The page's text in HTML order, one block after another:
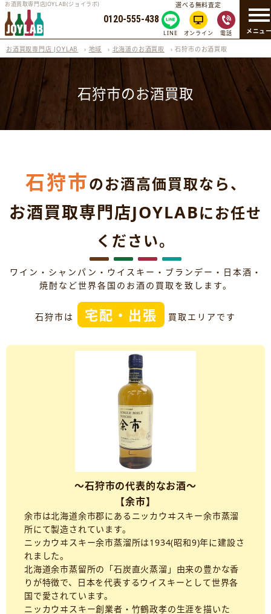
メニュ
お酒買取専門店JOYLAB(ジョイラボ)
0120-555-438
選べる無料査定
LINE オンライン 電話
お酒買取専門店 JOYLAB › 地域 › 北海道のお酒買取 ›石狩市のお酒買取
石狩市のお酒買取
石狩市のお酒高価買取なら、
お酒買取専門店JOYLABにお任せ
ください。
ワイン・シャンパン・ウイスキー・ブランデー・日本酒・
焼酎など世界各国のお酒の買取を致します。
石狩市は 宅配・出張 買取エリアです
～石狩市の代表的なお酒～
【余市】
余市は北海道余市郡にあるニッカウヰスキー余市蒸溜
所にて製造されています。
ニッカウヰスキー余市蒸溜所は1934(昭和9)年に建設さ
れました。
北海道余市蒸留所の「石炭直火蒸溜」由来の豊かな香
りが特徴で、日本を代表するウイスキーとして世界各
国で愛されています。
ニッカウヰスキー創業者・竹鶴政孝の生涯を描いた